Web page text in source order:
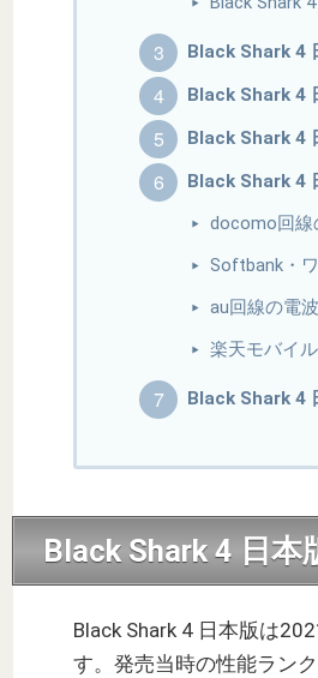
Black Shark 4
Black Shark 4
Black Shark 4
Black Shark 4
docomo回線
Softbank・
au回線の電
楽天モバイ
Black Shark 4
Black Shark 4 日
Black Shark 4 日本版は
す。発売当時の性能ラン